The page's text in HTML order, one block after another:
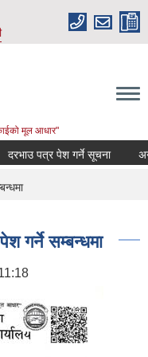
मूल आधार"
पत्र पेश गर्ने सूचना
गर्ने सम्बन्धमा